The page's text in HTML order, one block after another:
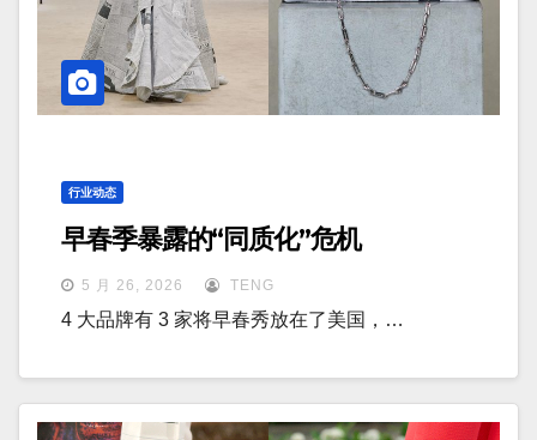
行业动态
早春季暴露的“同质化”危机
5 月 26, 2026 TENG
4 大品牌有 3 家将早春秀放在了美国，…